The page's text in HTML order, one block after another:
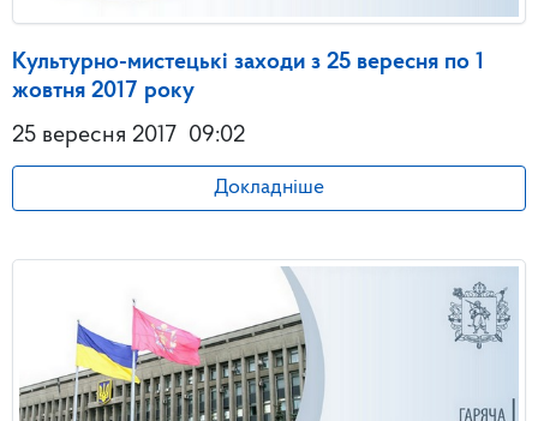
Культурно-мистецькі заходи з 25 вересня по 1
жовтня 2017 року
25 вересня 2017 09:02
Докладніше